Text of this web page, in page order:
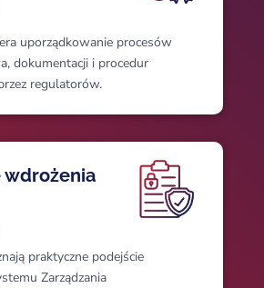
uporządkowanie procesów
dokumentacji i procedur
regulatorów.
wdrożenia
praktyczne podejście
Zarządzania